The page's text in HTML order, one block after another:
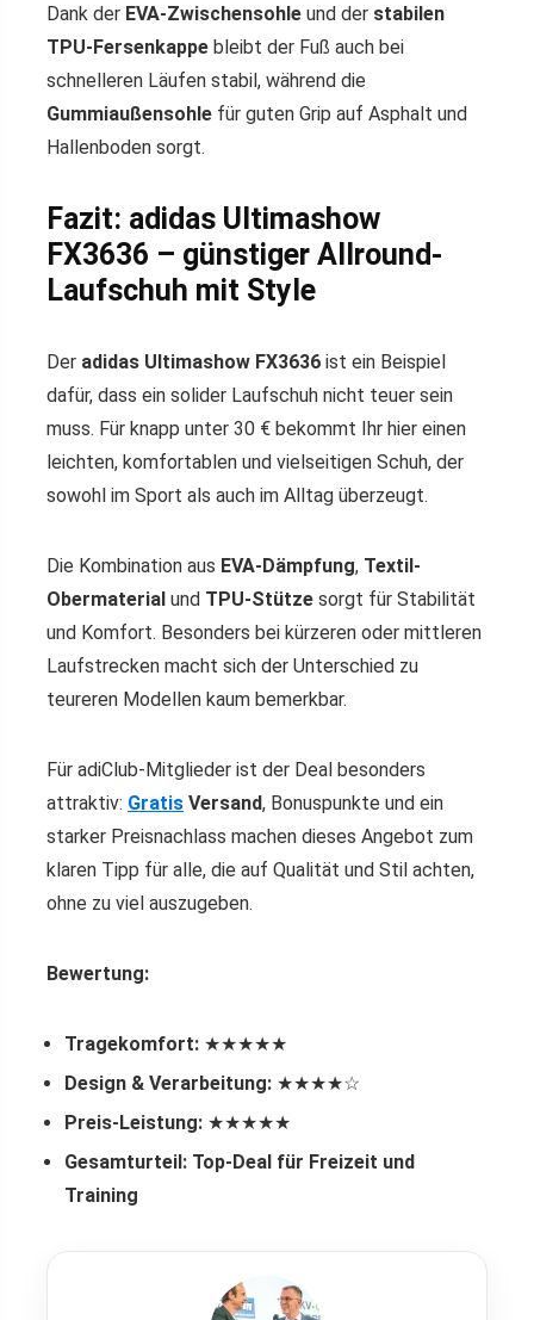
Dank der EVA-Zwischensohle und der stabilen
TPU-Fersenkappe bleibt der Fuß auch bei
schnelleren Läufen stabil, während die
Gummiaußensohle für guten Grip auf Asphalt und
Hallenboden sorgt.
Fazit: adidas Ultimashow
FX3636 – günstiger Allround-
Laufschuh mit Style
Der adidas Ultimashow FX3636 ist ein Beispiel
dafür, dass ein solider Laufschuh nicht teuer sein
muss. Für knapp unter 30 € bekommt Ihr hier einen
leichten, komfortablen und vielseitigen Schuh, der
sowohl im Sport als auch im Alltag überzeugt.
Die Kombination aus EVA-Dämpfung, Textil-
Obermaterial und TPU-Stütze sorgt für Stabilität
und Komfort. Besonders bei kürzeren oder mittleren
Laufstrecken macht sich der Unterschied zu
teureren Modellen kaum bemerkbar.
Für adiClub-Mitglieder ist der Deal besonders
attraktiv: Gratis Versand, Bonuspunkte und ein
starker Preisnachlass machen dieses Angebot zum
klaren Tipp für alle, die auf Qualität und Stil achten,
ohne zu viel auszugeben.
Bewertung:
Tragekomfort: ★★★★★
Design & Verarbeitung: ★★★★☆
Preis-Leistung: ★★★★★
Gesamturteil: Top-Deal für Freizeit und
Training